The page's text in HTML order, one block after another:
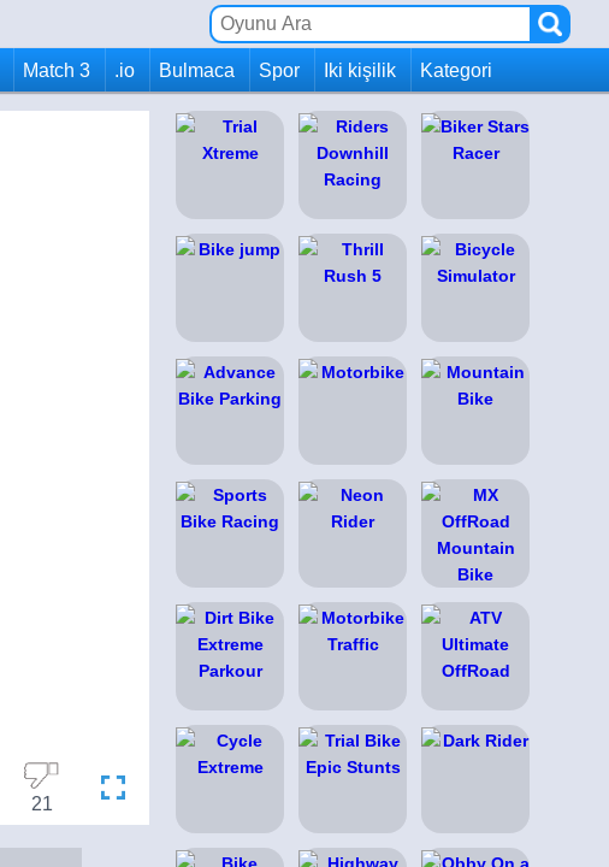
Match 3 .io Bulmaca Spor Iki kişilik Kategori
21